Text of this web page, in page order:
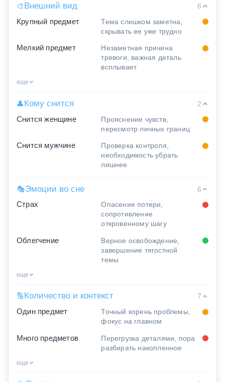
🎨Внешний вид
6
Крупный предмет
Тема слишком заметна,
скрывать ее уже трудно
Мелкий предмет
Незаметная причина
тревоги, важная деталь
всплывает
еще
👤Кому снится
2
Снится женщине
Прояснение чувств,
пересмотр личных границ
Снится мужчине
Проверка контроля,
необходимость убрать
лишнее
🎭Эмоции во сне
6
Страх
Опасение потери,
сопротивление
откровенному шагу
Облегчение
Верное освобождение,
завершение тягостной
темы
еще
🔢 Количество и контекст
7
Один предмет
Точный корень проблемы,
фокус на главном
Много предметов
Перегрузка деталями, пора
разбирать накопленное
еще